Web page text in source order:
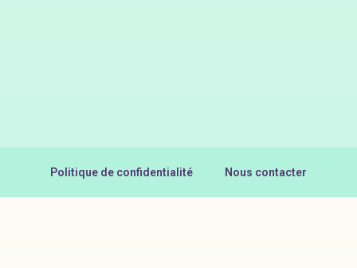
Politique de confidentialité Nous contacter